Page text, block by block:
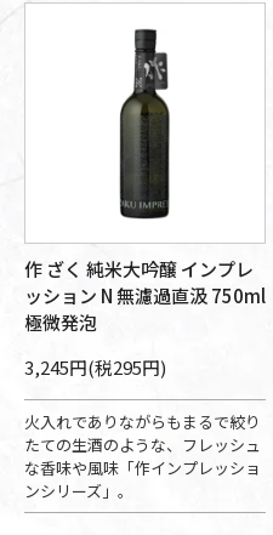
作 ざく 純米大吟醸 インプレ
ッション N 無濾過直汲 750ml
極微発泡
3,245円(税295円)
火入れでありながらもまるで絞り
たての生酒のような、フレッシュ
な香味や風味「作インプレッショ
ンシリーズ」。